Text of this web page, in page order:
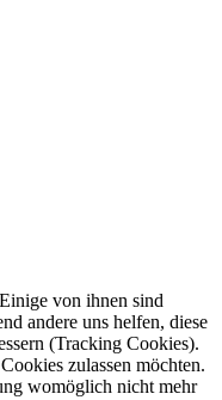
von ihnen sind
andere uns helfen, diese
(Tracking Cookies).
zulassen möchten.
womöglich nicht mehr